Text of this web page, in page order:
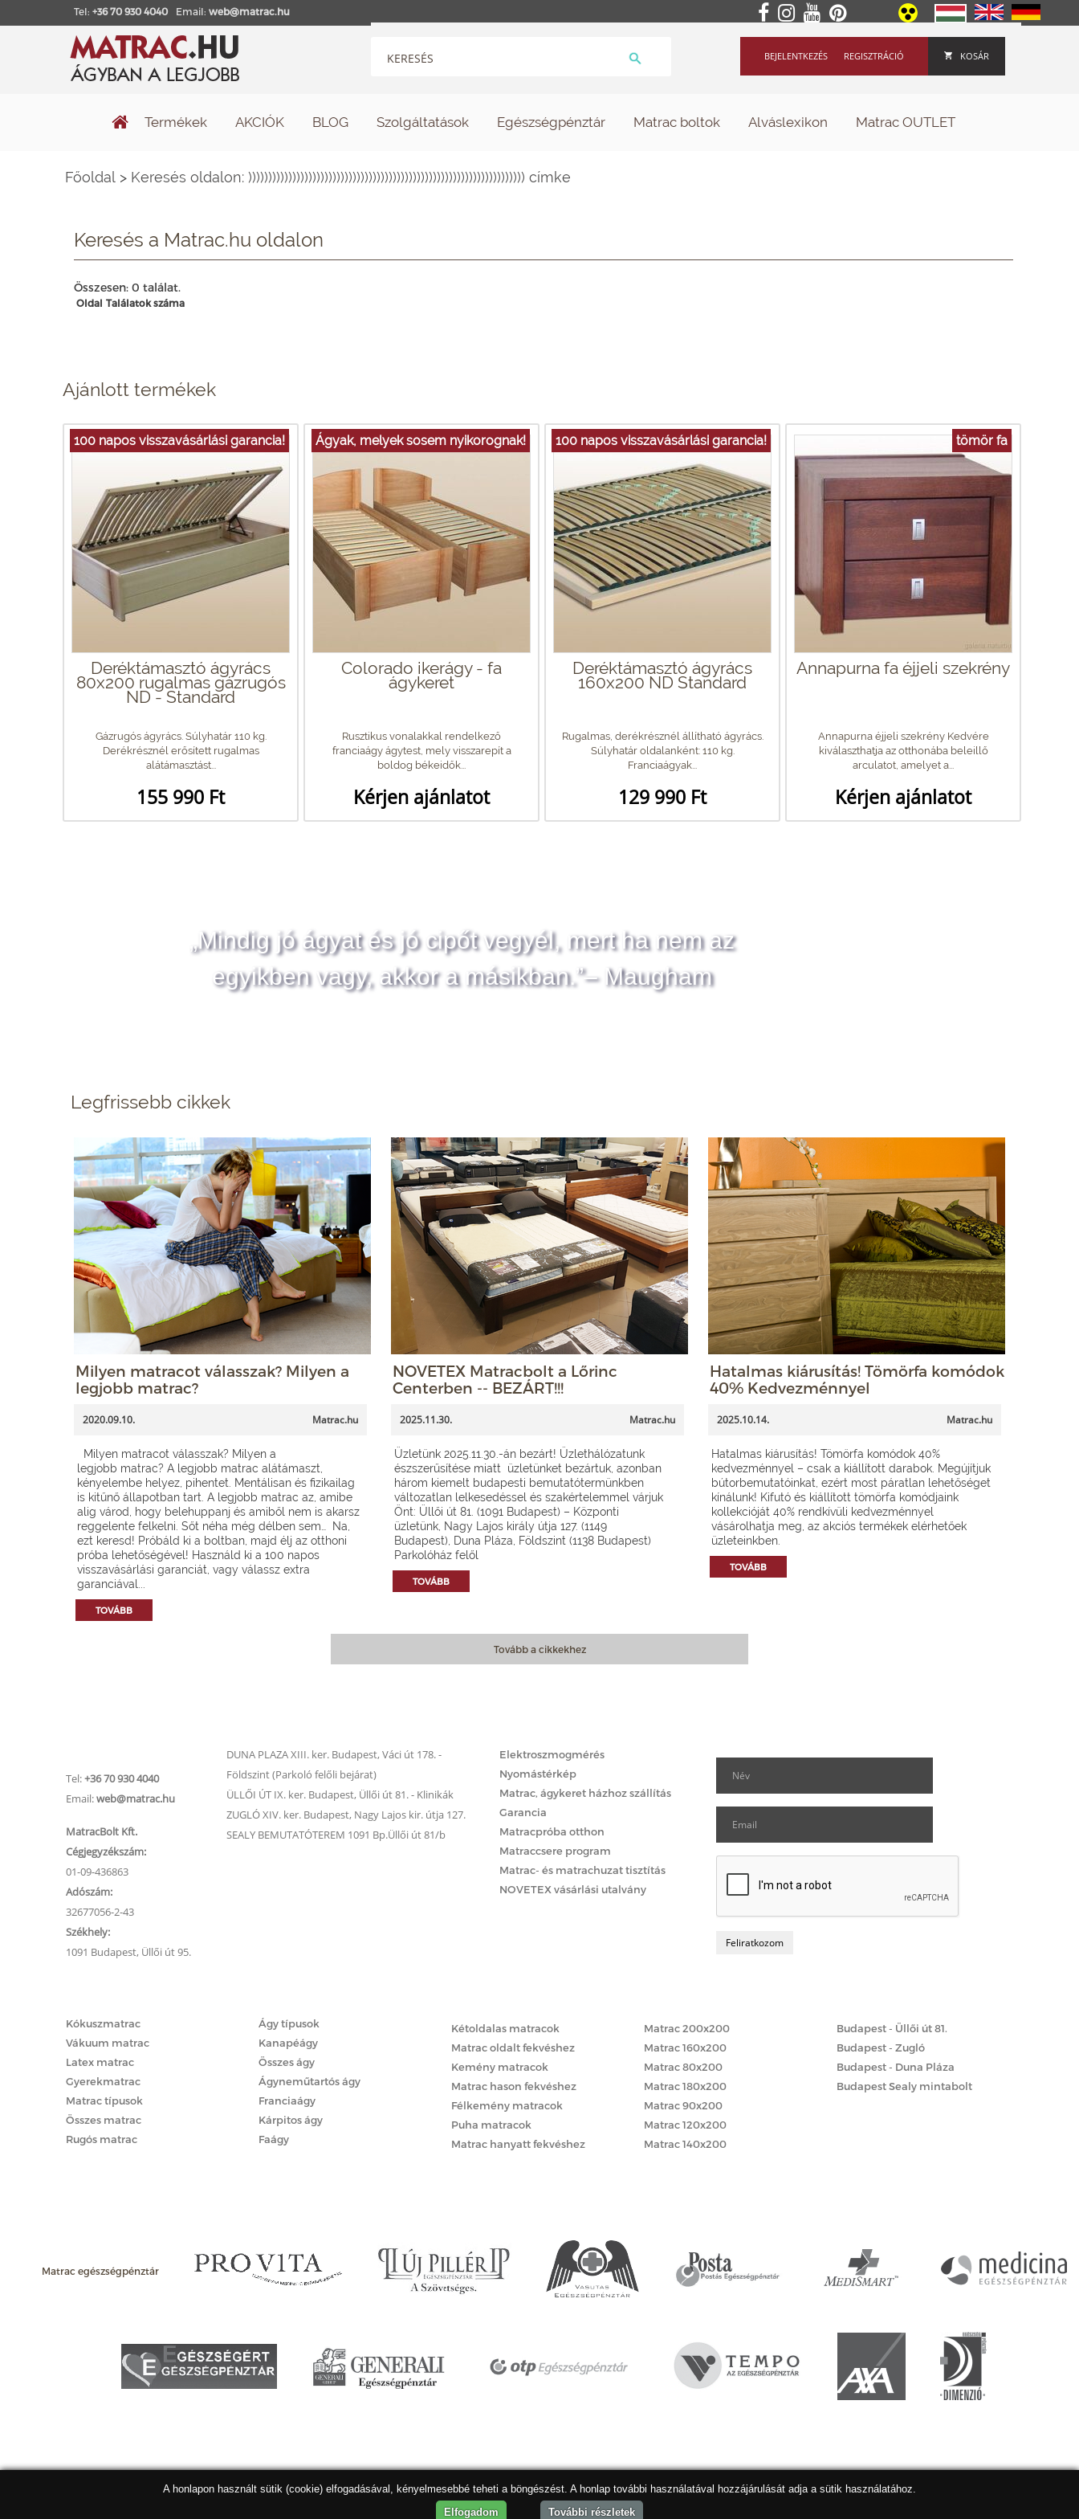
Tel: +36 70 930 4040 Email: web@matrac.hu
KOSÁR
REGISZTRÁCIÓ
BEJELENTKEZÉS
Termékek AKCIÓK BLOG Szolgáltatások Egészségpénztár Matrac boltok Alváslexikon Matrac OUTLET
Főoldal > Keresés oldalon: ))))))))))))))))))))))))))))))))))))))))))))))))))))))))))))))))))))) címke
Keresés a Matrac.hu oldalon
Összesen: 0 találat.
Oldal Találatok száma
Ajánlott termékek
100 napos visszavásárlási garancia!
Deréktámasztó ágyrács
80x200 rugalmas gázrugós
ND - Standard
Gázrugós ágyrács. Súlyhatár 110 kg.
Derékrésznél erősített rugalmas
alátámasztást...
155 990 Ft
Ágyak, melyek sosem nyikorognak!
Colorado ikerágy - fa
ágykeret
Rusztikus vonalakkal rendelkező
franciaágy ágytest, mely visszarepít a
boldog békeidők...
Kérjen ajánlatot
100 napos visszavásárlási garancia!
Deréktámasztó ágyrács
160x200 ND Standard
Rugalmas, derékrésznél állítható ágyrács.
Súlyhatár oldalanként: 110 kg.
Franciaágyak...
129 990 Ft
tömör fa
Annapurna fa éjjeli szekrény
Annapurna éjjeli szekrény Kedvére
kiválaszthatja az otthonába beleillő
arculatot, amelyet a...
Kérjen ajánlatot
„Mindig jó ágyat és jó cipőt vegyél, mert ha nem az
egyikben vagy, akkor a másikban.”– Maugham
Legfrissebb cikkek
Milyen matracot válasszak? Milyen a
legjobb matrac?
2020.09.10. Matrac.hu
Milyen matracot válasszak? Milyen a
legjobb matrac? A legjobb matrac alátámaszt,
kényelembe helyez, pihentet. Mentálisan és fizikailag
is kitűnő állapotban tart. A legjobb matrac az, amibe
alig várod, hogy belehuppanj és amiből nem is akarsz
reggelente felkelni. Sőt néha még délben sem… Na,
ezt keresd! Próbáld ki a boltban, majd élj az otthoni
próba lehetőségével! Használd ki a 100 napos
visszavásárlási garanciát, vagy válassz extra
garanciával...
TOVÁBB
NOVETEX Matracbolt a Lőrinc
Centerben -- BEZÁRT!!!
2025.11.30. Matrac.hu
Üzletünk 2025.11.30.-án bezárt! Üzlethálózatunk
észszerűsítése miatt üzletünket bezártuk, azonban
három kiemelt budapesti bemutatótermünkben
változatlan lelkesedéssel és szakértelemmel várjuk
Önt: Üllői út 81. (1091 Budapest) – Központi
üzletünk, Nagy Lajos király útja 127. (1149
Budapest), Duna Pláza, Földszint (1138 Budapest)
Parkolóház felől
TOVÁBB
Hatalmas kiárusítás! Tömörfa komódok
40% Kedvezménnyel
2025.10.14. Matrac.hu
Hatalmas kiárusítás! Tömörfa komódok 40%
kedvezménnyel – csak a kiállított darabok. Megújítjuk
bútorbemutatóinkat, ezért most páratlan lehetőséget
kínálunk! Kifutó és kiállított tömörfa komódjaink
kollekcióját 40% rendkívüli kedvezménnyel
vásárolhatja meg, az akciós termékek elérhetőek
üzleteinkben.
TOVÁBB
Tovább a cikkekhez
Tel:+36 70 930 4040
Email:web@matrac.hu
MatracBolt Kft.
Cégjegyzékszám:
01-09-436863
Adószám:
32677056-2-43
Székhely:
1091 Budapest, Üllői út 95.
DUNA PLAZA XIII. ker. Budapest, Váci út 178. -
Földszint (Parkoló felőli bejárat)
ÜLLŐI ÚT IX. ker. Budapest, Üllői út 81. - Klinikák
ZUGLÓ XIV. ker. Budapest, Nagy Lajos kir. útja 127.
SEALY BEMUTATÓTEREM 1091 Bp.Üllői út 81/b
Elektroszmogmérés
Nyomástérkép
Matrac, ágykeret házhoz szállítás
Garancia
Matracpróba otthon
Matraccsere program
Matrac- és matrachuzat tisztítás
NOVETEX vásárlási utalvány
Kókuszmatrac
Vákuum matrac
Latex matrac
Gyerekmatrac
Matrac típusok
Összes matrac
Rugós matrac
Ágy típusok
Kanapéágy
Összes ágy
Ágyneműtartós ágy
Franciaágy
Kárpitos ágy
Faágy
Kétoldalas matracok
Matrac oldalt fekvéshez
Kemény matracok
Matrac hason fekvéshez
Félkemény matracok
Puha matracok
Matrac hanyatt fekvéshez
Matrac 200x200
Matrac 160x200
Matrac 80x200
Matrac 180x200
Matrac 90x200
Matrac 120x200
Matrac 140x200
Budapest - Üllői út 81.
Budapest - Zugló
Budapest - Duna Pláza
Budapest Sealy mintabolt
Matrac egészségpénztár
A honlapon használt sütik (cookie) elfogadásával, kényelmesebbé teheti a böngészést. A honlap további használatával hozzájárulását adja a sütik használatához.
Elfogadom
További részletek